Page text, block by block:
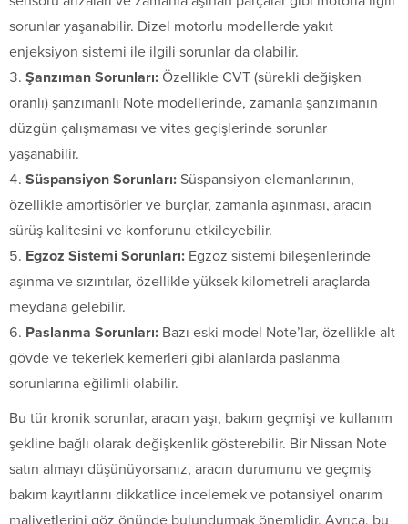
sorunlar yaşanabilir. Dizel motorlu modellerde yakıt
enjeksiyon sistemi ile ilgili sorunlar da olabilir.
Şanzıman Sorunları: Özellikle CVT (sürekli değişken
oranlı) şanzımanlı Note modellerinde, zamanla şanzımanın
düzgün çalışmaması ve vites geçişlerinde sorunlar
yaşanabilir.
Süspansiyon Sorunları: Süspansiyon elemanlarının,
özellikle amortisörler ve burçlar, zamanla aşınması, aracın
sürüş kalitesini ve konforunu etkileyebilir.
Egzoz Sistemi Sorunları: Egzoz sistemi bileşenlerinde
aşınma ve sızıntılar, özellikle yüksek kilometreli araçlarda
meydana gelebilir.
Paslanma Sorunları: Bazı eski model Note’lar, özellikle alt
gövde ve tekerlek kemerleri gibi alanlarda paslanma
sorunlarına eğilimli olabilir.
Bu tür kronik sorunlar, aracın yaşı, bakım geçmişi ve kullanım
şekline bağlı olarak değişkenlik gösterebilir. Bir Nissan Note
satın almayı düşünüyorsanız, aracın durumunu ve geçmiş
bakım kayıtlarını dikkatlice incelemek ve potansiyel onarım
maliyetlerini göz önünde bulundurmak önemlidir. Ayrıca, bu